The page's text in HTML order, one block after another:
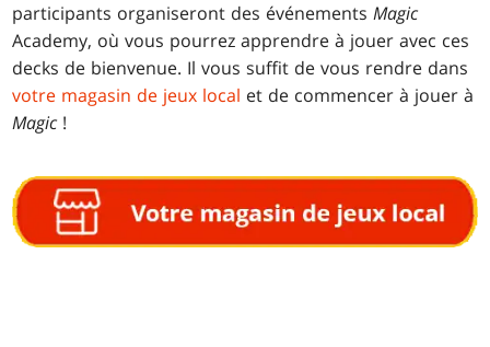
participants organiseront des événementsMagic
Academy, où vous pourrez apprendre à jouer avec ces
decks de bienvenue. Il vous suffit de vous rendre dans
votre magasin de jeux local et de commencer à jouer à
Magic !